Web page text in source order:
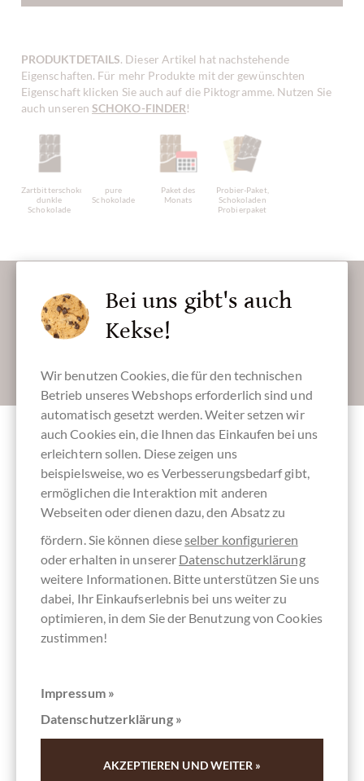
PRODUKTDETAILS. Dieser Artikel hat nachstehende
Eigenschaften. Für mehr Produkte mit der gewünschten
Eigenschaft klicken Sie auch auf die Piktogramme. Nutzen Sie
auch unserenSCHOKO-FINDER!
Zartbitterschokolade,
dunkle
Schokolade
pure
Schokolade
Paket des
Monats
Probier-Paket,
Schokoladen
Probierpaket
Absenden
Andere Kunden bewerteten Nur dunkle
Schokoladen im Set (Edition November
2024)
Schreiben Sie die erste Bewertung und helfen Sie dadurch
anderen Kunden. Vielen Dank für Ihre Unterstützung.
Ihre Meinung
Bei uns gibt's auch
Kekse!
Wir benutzen Cookies, die für den technischen
Betrieb unseres Webshops erforderlich sind und
automatisch gesetzt werden. Weiter setzen wir
auch Cookies ein, die Ihnen das Einkaufen bei uns
erleichtern sollen. Diese zeigen uns
beispielsweise, wo es Verbesserungsbedarf gibt,
ermöglichen die Interaktion mit anderen
Webseiten oder dienen dazu, den Absatz zu
fördern. Sie können dieseselber konfigurieren
oder erhalten in unserer Datenschutzerklärung
weitere Informationen. Bitte unterstützen Sie uns
dabei, Ihr Einkaufserlebnis bei uns weiter zu
optimieren, in dem Sie der Benutzung von Cookies
zustimmen!
Impressum »
Datenschutzerklärung »
AKZEPTIEREN UND WEITER »